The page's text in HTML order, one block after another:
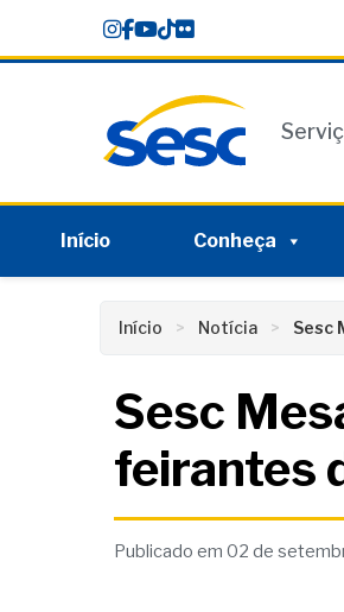
content
Início Conheça
Início Notícia Sesc
Sesc
feirantes
Publicado em 02 de